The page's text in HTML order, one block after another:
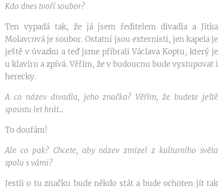
Kdo dnes tvoří soubor?
Ten vypadá tak, že já jsem ředitelem divadla a Jitka
Molavcová je soubor. Ostatní jsou externisti, jen kapela je
ještě v úvazku a teď jsme přibrali Václava Koptu, který je
u klavíru a zpívá. Věřím, že v budoucnu bude vystupovat i
herecky.
A co název divadla, jeho značka? Věřím, že budete ještě
spoustu let hrát...
To doufám!
Ale co pak? Chcete, aby název zmizel z kulturního světa
spolu s vámi?
Jestli o tu značku bude někdo stát a bude ochoten jít tak